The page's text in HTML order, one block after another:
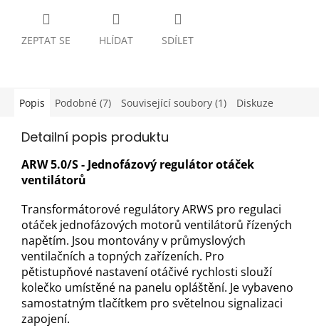
ZEPTAT SE HLÍDAT SDÍLET
Popis Podobné (7) Související soubory (1) Diskuze
Detailní popis produktu
ARW 5.0/S - Jednofázový regulátor otáček
ventilátorů
Transformátorové regulátory ARWS pro regulaci
otáček jednofázových motorů ventilátorů řízených
napětím. Jsou montovány v průmyslových
ventilačních a topných zařízeních. Pro
pětistupňové nastavení otáčivé rychlosti slouží
kolečko umístěné na panelu opláštění. Je vybaveno
samostatným tlačítkem pro světelnou signalizaci
zapojení.